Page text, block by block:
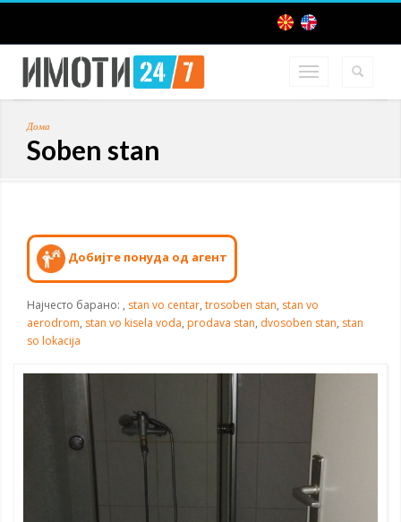
Дома
Soben stan
Добијте понуда од агент
Најчесто барано: , stan vo centar, trosoben stan, stan vo
aerodrom, stan vo kisela voda, prodava stan, dvosoben stan, stan
so lokacija